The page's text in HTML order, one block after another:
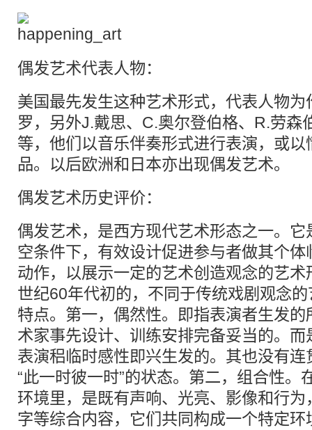
偶发艺术代表人物：
美国最先发生这种艺术形式，代表人物
罗，另外J.戴思、C.奥尔登伯格、R.劳森
等，他们以音乐伴奏形式进行表演，或
品。以后欧洲和日本亦出现偶发艺术。
偶发艺术历史评价：
偶发艺术，是西方现代艺术形态之一。
空条件下，有效设计促进参与者做其个
动作，以展示一定的艺术创造观念的艺
世纪60年代初的，不同于传统戏剧观念
特点。第一，偶然性。即指表演者生发
术家事先设计、训练安排完备妥当的。
表演稆临时感性即兴生发的。其也没有
“此一时彼一时”的状态。第二，组合性。
环境里，是既有声响、光亮、影像和行
字等综合内容，它们共同构成一个特定